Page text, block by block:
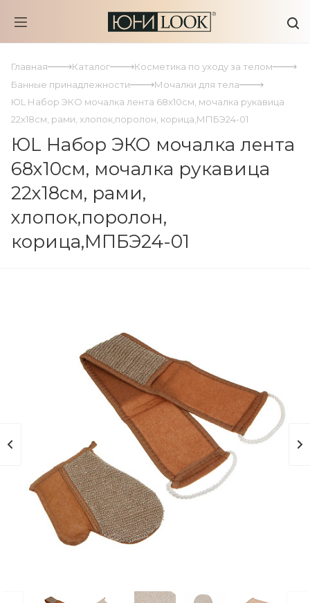
Главная Каталог
Косметика по уходу за телом
Банные принадлежности
Мочалки для тела
ЮL Набор ЭКО мочалка лента 68х10см, мочалка рукавица
22х18см, рами, хлопок,поролон, корица,МПБЭ24-01
ЮL Набор ЭКО мочалка лента
68х10см, мочалка рукавица
22х18см, рами,
хлопок,поролон,
корица,МПБЭ24-01